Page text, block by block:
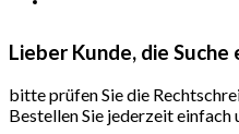
Lieber Kunde, die Suche
bitte prüfen Sie die
Bestellen Sie jederzeit einfach